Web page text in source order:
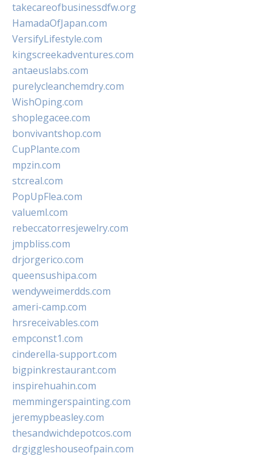
takecareofbusinessdfw.org
HamadaOfJapan.com
VersifyLifestyle.com
kingscreekadventures.com
antaeuslabs.com
purelycleanchemdry.com
WishOping.com
shoplegacee.com
bonvivantshop.com
CupPlante.com
mpzin.com
stcreal.com
PopUpFlea.com
valueml.com
rebeccatorresjewelry.com
jmpbliss.com
drjorgerico.com
queensushipa.com
wendyweimerdds.com
ameri-camp.com
hrsreceivables.com
empconst1.com
cinderella-support.com
bigpinkrestaurant.com
inspirehuahin.com
memmingerspainting.com
jeremypbeasley.com
thesandwichdepotcos.com
drgiggleshouseofpain.com